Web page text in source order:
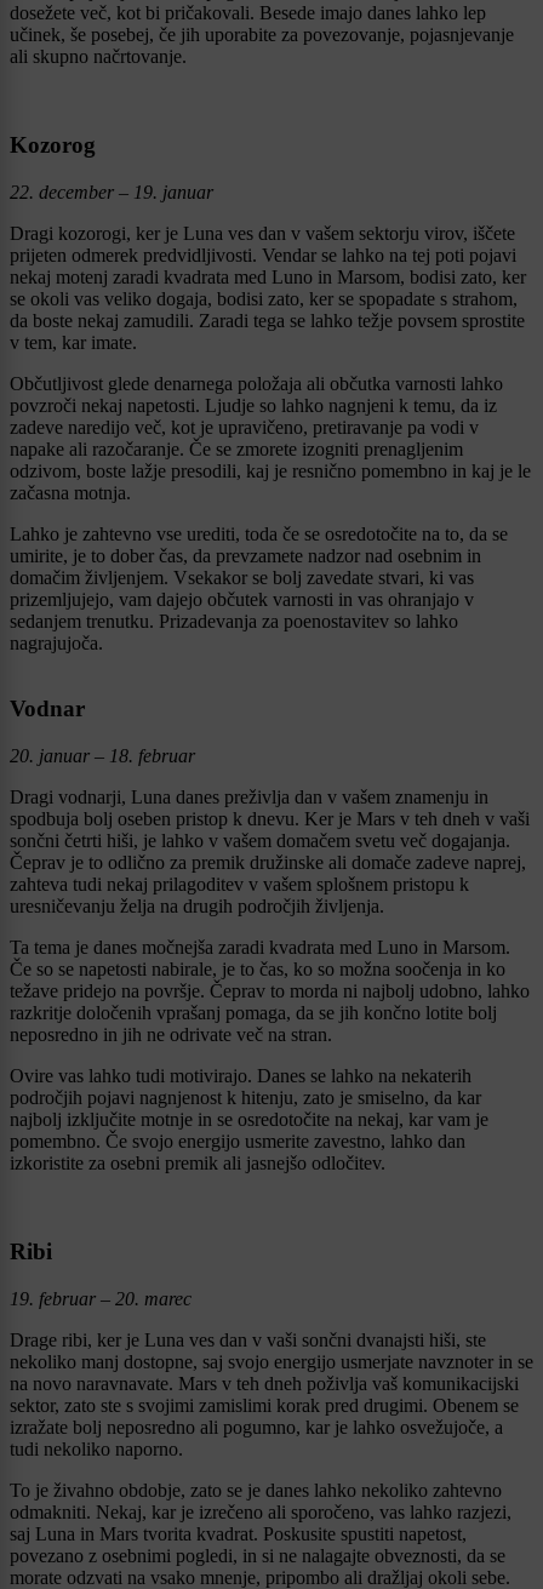
dosežete več, kot bi pričakovali. Besede imajo danes lahko lep
učinek, še posebej, če jih uporabite za povezovanje, pojasnjevanje
ali skupno načrtovanje.
Kozorog
22. december – 19. januar
Dragi kozorogi, ker je Luna ves dan v vašem sektorju virov, iščete
prijeten odmerek predvidljivosti. Vendar se lahko na tej poti pojavi
nekaj motenj zaradi kvadrata med Luno in Marsom, bodisi zato, ker
se okoli vas veliko dogaja, bodisi zato, ker se spopadate s strahom,
da boste nekaj zamudili. Zaradi tega se lahko težje povsem sprostite
v tem, kar imate.
Občutljivost glede denarnega položaja ali občutka varnosti lahko
povzroči nekaj napetosti. Ljudje so lahko nagnjeni k temu, da iz
zadeve naredijo več, kot je upravičeno, pretiravanje pa vodi v
napake ali razočaranje. Če se zmorete izogniti prenagljenim
odzivom, boste lažje presodili, kaj je resnično pomembno in kaj je le
začasna motnja.
Lahko je zahtevno vse urediti, toda če se osredotočite na to, da se
umirite, je to dober čas, da prevzamete nadzor nad osebnim in
domačim življenjem. Vsekakor se bolj zavedate stvari, ki vas
prizemljujejo, vam dajejo občutek varnosti in vas ohranjajo v
sedanjem trenutku. Prizadevanja za poenostavitev so lahko
nagrajujoča.
Vodnar
20. januar – 18. februar
Dragi vodnarji, Luna danes preživlja dan v vašem znamenju in
spodbuja bolj oseben pristop k dnevu. Ker je Mars v teh dneh v vaši
sončni četrti hiši, je lahko v vašem domačem svetu več dogajanja.
Čeprav je to odlično za premik družinske ali domače zadeve naprej,
zahteva tudi nekaj prilagoditev v vašem splošnem pristopu k
uresničevanju želja na drugih področjih življenja.
Ta tema je danes močnejša zaradi kvadrata med Luno in Marsom.
Če so se napetosti nabirale, je to čas, ko so možna soočenja in ko
težave pridejo na površje. Čeprav to morda ni najbolj udobno, lahko
razkritje določenih vprašanj pomaga, da se jih končno lotite bolj
neposredno in jih ne odrivate več na stran.
Ovire vas lahko tudi motivirajo. Danes se lahko na nekaterih
področjih pojavi nagnjenost k hitenju, zato je smiselno, da kar
najbolj izključite motnje in se osredotočite na nekaj, kar vam je
pomembno. Če svojo energijo usmerite zavestno, lahko dan
izkoristite za osebni premik ali jasnejšo odločitev.
Ribi
19. februar – 20. marec
Drage ribi, ker je Luna ves dan v vaši sončni dvanajsti hiši, ste
nekoliko manj dostopne, saj svojo energijo usmerjate navznoter in se
na novo naravnavate. Mars v teh dneh poživlja vaš komunikacijski
sektor, zato ste s svojimi zamislimi korak pred drugimi. Obenem se
izražate bolj neposredno ali pogumno, kar je lahko osvežujoče, a
tudi nekoliko naporno.
To je živahno obdobje, zato se je danes lahko nekoliko zahtevno
odmakniti. Nekaj, kar je izrečeno ali sporočeno, vas lahko razjezi,
saj Luna in Mars tvorita kvadrat. Poskusite spustiti napetost,
povezano z osebnimi pogledi, in si ne nalagajte obveznosti, da se
morate odzvati na vsako mnenje, pripombo ali dražljaj okoli sebe.